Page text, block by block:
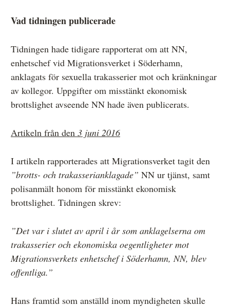
Vad tidningen publicerade
Tidningen hade tidigare rapporterat om att NN,
enhetschef vid Migrationsverket i Söderhamn,
anklagats för sexuella trakasserier mot och kränkningar
av kollegor. Uppgifter om misstänkt ekonomisk
brottslighet avseende NN hade även publicerats.
Artikeln från den 3 juni 2016
I artikeln rapporterades att Migrationsverket tagit den
”brotts- och trakasserianklagade” NN ur tjänst, samt
polisanmält honom för misstänkt ekonomisk
brottslighet. Tidningen skrev:
”Det var i slutet av april i år som anklagelserna om
trakasserier och ekonomiska oegentligheter mot
Migrationsverkets enhetschef i Söderhamn, NN, blev
offentliga.”
Hans framtid som anställd inom myndigheten skulle